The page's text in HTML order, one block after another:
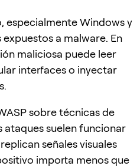
especialmente Windows y
a malware. En
maliciosa puede leer
interfaces o inyectar
sobre técnicas de
ataques suelen funcionar
señales visuales
importa menos que